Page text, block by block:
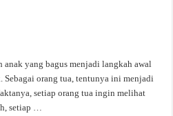
yang bagus menjadi langkah awal
Sebagai orang tua, tentunya ini menjadi
setiap orang tua ingin melihat
setiap …